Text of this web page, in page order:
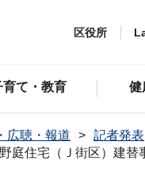
区役所
育て・教育 健
広聴・報道 記者発表
庭住宅（Ｊ街区）建